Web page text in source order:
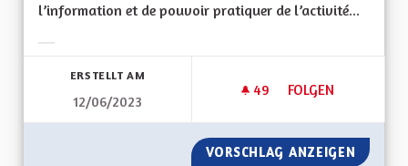
l’information et de pouvoir pratiquer de l’activité...
ERSTELLT AM
12/06/2023
49 49 FOLLOWER
FOLGEN
PARCOURS DE
VORSCHLAG ANZEIGEN